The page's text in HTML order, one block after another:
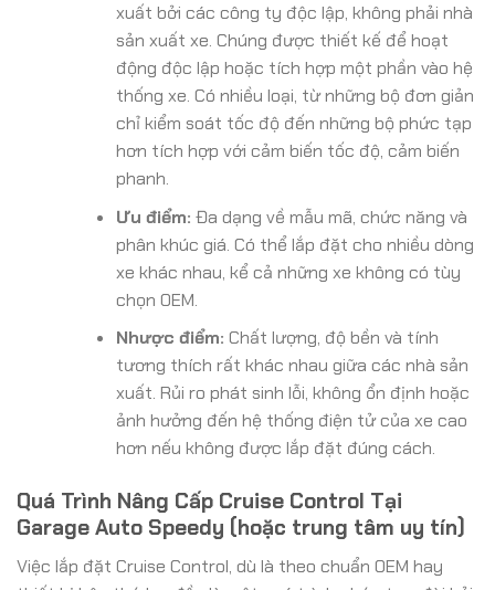
xuất bởi các công ty độc lập, không phải nhà
sản xuất xe. Chúng được thiết kế để hoạt
động độc lập hoặc tích hợp một phần vào hệ
thống xe. Có nhiều loại, từ những bộ đơn giản
chỉ kiểm soát tốc độ đến những bộ phức tạp
hơn tích hợp với cảm biến tốc độ, cảm biến
phanh.
Ưu điểm: Đa dạng về mẫu mã, chức năng và
phân khúc giá. Có thể lắp đặt cho nhiều dòng
xe khác nhau, kể cả những xe không có tùy
chọn OEM.
Nhược điểm: Chất lượng, độ bền và tính
tương thích rất khác nhau giữa các nhà sản
xuất. Rủi ro phát sinh lỗi, không ổn định hoặc
ảnh hưởng đến hệ thống điện tử của xe cao
hơn nếu không được lắp đặt đúng cách.
Quá Trình Nâng Cấp Cruise Control Tại
Garage Auto Speedy (hoặc trung tâm uy tín)
Việc lắp đặt Cruise Control, dù là theo chuẩn OEM hay